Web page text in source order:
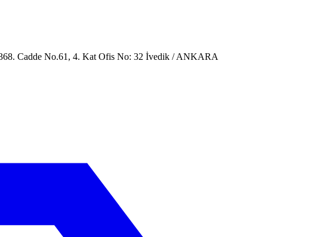
Cadde No.61, 4. Kat Ofis No: 32 İvedik / ANKARA